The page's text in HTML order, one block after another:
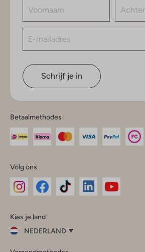
Schrijf je in
Betaalmethodes
Volg ons
InstagramFacebook
Kies je land
NEDERLAND